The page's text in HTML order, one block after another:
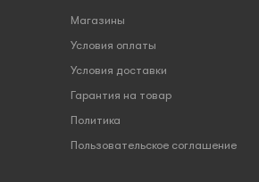
Магазины
Условия оплаты
Условия доставки
Гарантия на товар
Политика
Пользовательское соглашение